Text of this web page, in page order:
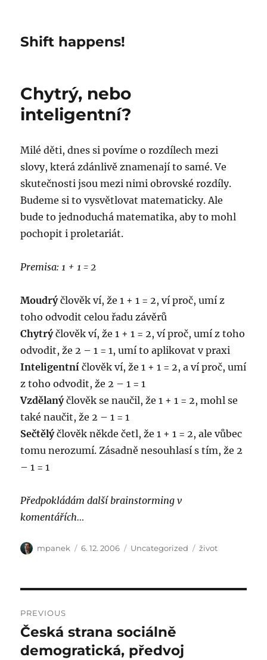
Shift happens!
Chytrý, nebo
inteligentní?
Milé děti, dnes si povíme o rozdílech mezi
slovy, která zdánlivě znamenají to samé. Ve
skutečnosti jsou mezi nimi obrovské rozdíly.
Budeme si to vysvětlovat matematicky. Ale
bude to jednoduchá matematika, aby to mohl
pochopit i proletariát.
Premisa: 1 + 1 = 2
Moudrýčlověk ví, že 1 + 1 = 2, ví proč, umí z
toho odvodit celou řadu závěrů
Chytrýčlověk ví, že 1 + 1 = 2, ví proč, umí z toho
odvodit, že 2 – 1 = 1, umí to aplikovat v praxi
Inteligentní člověk ví, že 1 + 1 = 2, a ví proč, umí
z toho odvodit, že 2 – 1 = 1
Vzdělanýčlověk se naučil, že 1 + 1 = 2, mohl se
také naučit, že 2 – 1 = 1
Sečtělýčlověk někde četl, že 1 + 1 = 2, ale vůbec
tomu nerozumí. Zásadně nesouhlasí s tím, že 2
– 1 = 1
Předpokládám další brainstorming v
komentářích…
Author
mpanek
Posted
6. 12. 2006 Categories
Uncategorized Tags
život
navigation
PREVIOUS
Previous
post:
Česká strana sociálně
demogratická, předvoj